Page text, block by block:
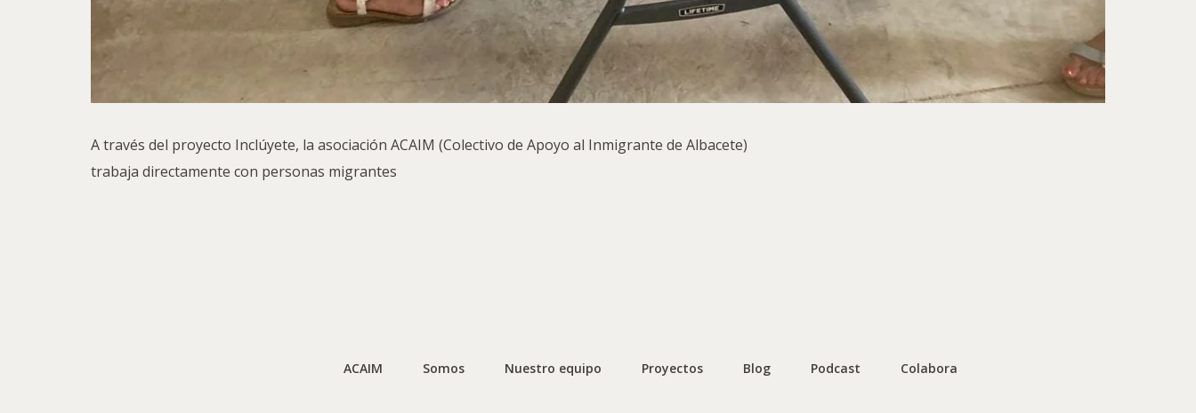
A través del proyecto Inclúyete, la asociación ACAIM (Colectivo de Apoyo al Inmigrante de Albacete)
trabaja directamente con personas migrantes
ACAIM Somos Nuestro equipo Proyectos Blog Podcast Colabora